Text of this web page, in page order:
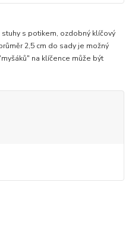
s potikem, ozdobný klíčový
2,5 cm do sady je možný
na klíčence může být